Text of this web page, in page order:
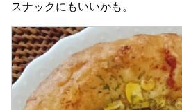
スナックにもいいかも。